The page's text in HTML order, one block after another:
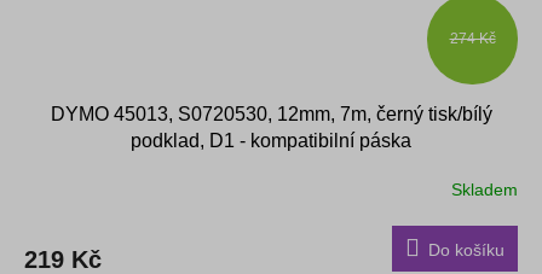
274 Kč
DYMO 45013, S0720530, 12mm, 7m, černý tisk/bílý
podklad, D1 - kompatibilní páska
Skladem
219 Kč Do košíku